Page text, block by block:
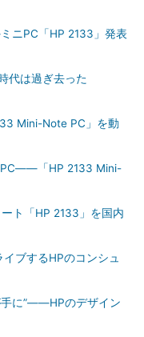
ニPC「HP 2133」発表
代は過ぎ去った
Mini-Note PC」を動
PC――「HP 2133 Mini-
ト「HP 2133」を国内
イブするHPのコンシュ
手に”――HPのデザイン